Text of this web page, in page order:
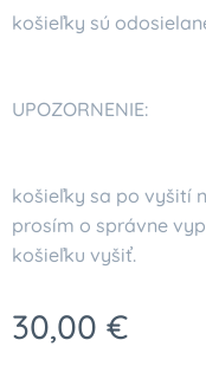
košieľky sú
UPOZORNENIE:
košieľky sa po vyšití
prosím o správne
košieľku vyšiť.
30,00 €